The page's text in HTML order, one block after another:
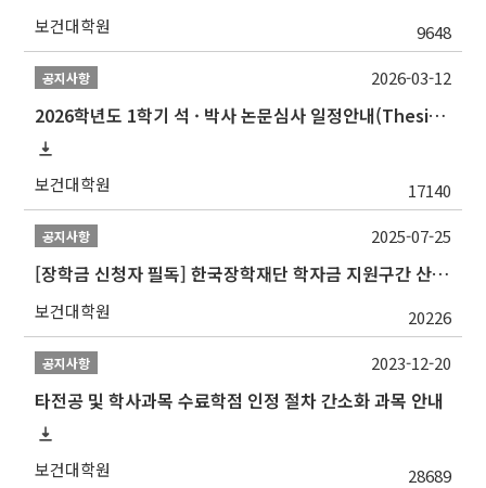
보건대학원 9648
공지사항
2026학년도 1학기 석 · 박사 논문심사 일정안내(Thesis Defense Schedules)
보건대학원 17140
2026-03-12
공지사항
[장학금 신청자 필독] 한국장학재단 학자금 지원구간 산정 권고
보건대학원 20226
2025-07-25
공지사항
타전공 및 학사과목 수료학점 인정 절차 간소화 과목 안내
보건대학원 28689
2023-12-20